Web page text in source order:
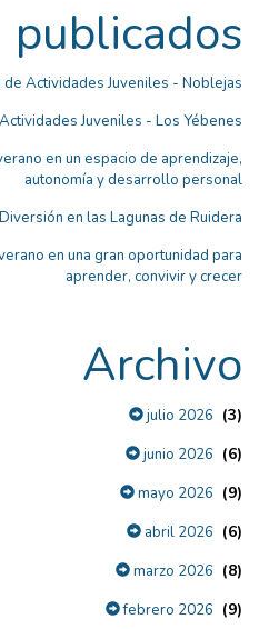
publicados
Actividades Juveniles - Noblejas
Juveniles - Los Yébenes
en un espacio de aprendizaje,
autonomía y desarrollo personal
en las Lagunas de Ruidera
en una gran oportunidad para
aprender, convivir y crecer
Archivo
julio 2026 (3)
junio 2026 (6)
mayo 2026 (9)
abril 2026 (6)
marzo 2026 (8)
febrero 2026 (9)